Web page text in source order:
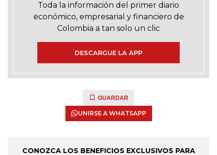
Toda la información del primer diario
económico, empresarial y financiero de
Colombia a tan solo un clic
DESCARGUE LA APP
GUARDAR
UNIRSE A WHATSAPP
CONOZCA LOS BENEFICIOS EXCLUSIVOS PARA